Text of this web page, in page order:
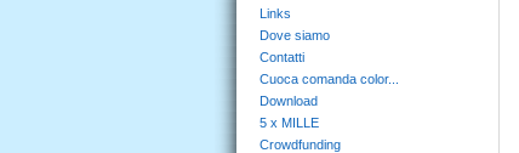
Links
Dove siamo
Contatti
Cuoca comanda color...
Download
5 x MILLE
Crowdfunding